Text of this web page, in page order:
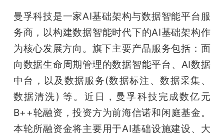
曼孚科技是一家AI基础架构与数据智能平台服
务商，以构建数据智能时代下的AI基础架构作
为核心发展方向。旗下主要产品服务包括：面
向数据生命周期管理的数据智能平台、AI数据
中台，以及数据服务(数据标注、数据采集、
数据清洗) 等。近日，曼孚科技完成数亿元
B++轮融资，投资方为前海信诺和闲庭基金。
本轮所融资金将主要用于AI基础设施建设、大